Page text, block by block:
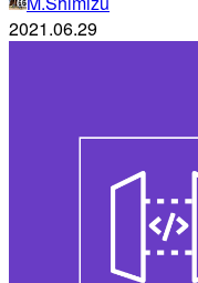
2021.06.29